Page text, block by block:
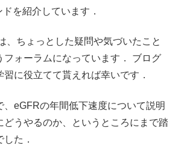
を紹介しています．
、ちょっとした疑問や気づいたこと
フォーラムになっています． ブログ
に役立てて貰えれば幸いです．
、eGFRの年間低下速度について説明
どうやるのか、というところにまで踏
た．